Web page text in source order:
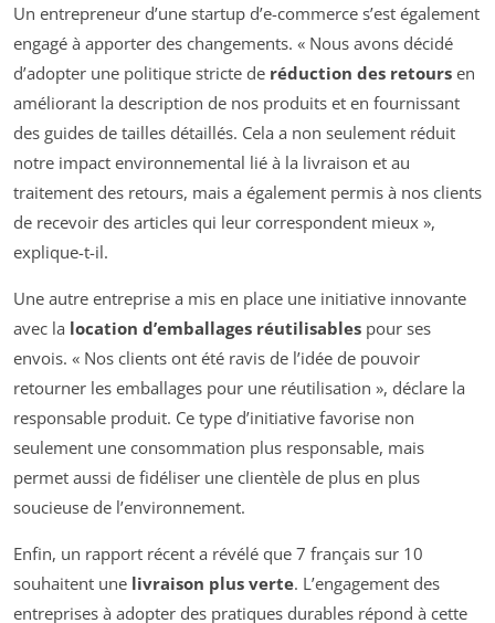
Un entrepreneur d’une startup d’e-commerce s’est également
engagé à apporter des changements. « Nous avons décidé
d’adopter une politique stricte de réduction des retours en
améliorant la description de nos produits et en fournissant
des guides de tailles détaillés. Cela a non seulement réduit
notre impact environnemental lié à la livraison et au
traitement des retours, mais a également permis à nos clients
de recevoir des articles qui leur correspondent mieux »,
explique-t-il.
Une autre entreprise a mis en place une initiative innovante
avec la location d’emballages réutilisables pour ses
envois. « Nos clients ont été ravis de l’idée de pouvoir
retourner les emballages pour une réutilisation », déclare la
responsable produit. Ce type d’initiative favorise non
seulement une consommation plus responsable, mais
permet aussi de fidéliser une clientèle de plus en plus
soucieuse de l’environnement.
Enfin, un rapport récent a révélé que 7 français sur 10
souhaitent une livraison plus verte. L’engagement des
entreprises à adopter des pratiques durables répond à cette